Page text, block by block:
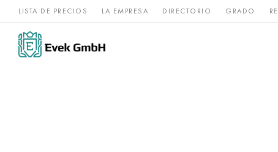
LISTA DE PRECIOS LA EMPRESA DIRECTORIO GRADO
Aleaciones de
níquel
acero